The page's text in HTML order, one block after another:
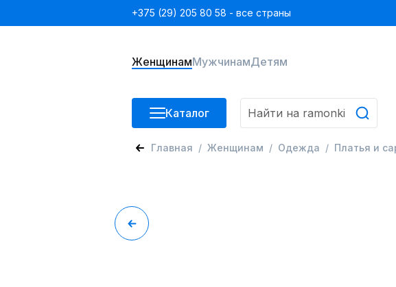
+375 (29) 205 80 58 - все страны
ЖенщинамМужчинамДетям
Каталог
Главная Женщинам Одежда Платья и